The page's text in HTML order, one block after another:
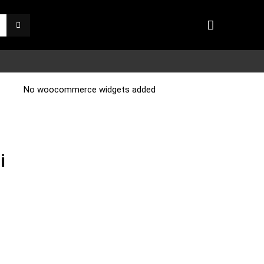
No woocommerce widgets added